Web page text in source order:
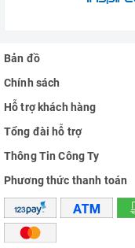
Bản đồ
Chính sách
Hỗ trợ khách hàng
Tổng đài hỗ trợ
Thông Tin Công Ty
Phương thức thanh toán